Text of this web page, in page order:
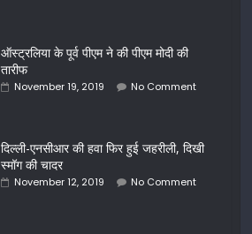
ऑस्ट्रलिया के पूर्व पीएम ने की पीएम मोदी की
तारीफ
November 19, 2019 No Comment
दिल्ली-एनसीआर की हवा फिर हुई जहरीली, दिखी
स्मॉग की चादर
November 12, 2019 No Comment